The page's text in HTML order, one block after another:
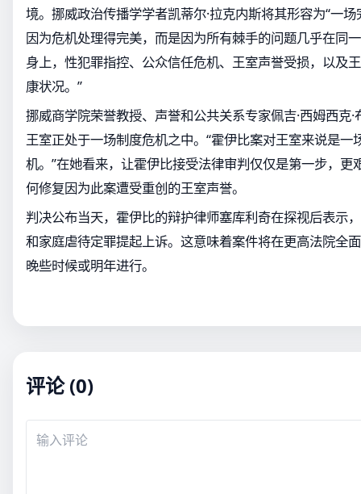
境。挪威政治传播学学者凯蒂尔·拉克内斯将其形容为“一场
因为危机处理得完美，而是因为所有棘手的问题几乎在同
身上，性犯罪指控、公众信任危机、王室声誉受损，以及
康状况。”
挪威商学院荣誉教授、声誉和公共关系专家佩吉·西姆西克
王室正处于一场制度危机之中。“霍伊比案对王室来说是一
机。”在她看来，让霍伊比接受法律审判仅仅是第一步，更
何修复因为此案遭受重创的王室声誉。
判决公布当天，霍伊比的辩护律师塞库利奇在探视后表示
和家庭虐待定罪提起上诉。这意味着案件将在更高法院全
晚些时候或明年进行。
评论 (0)